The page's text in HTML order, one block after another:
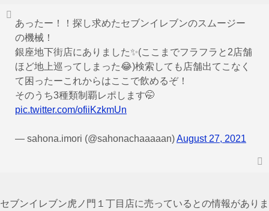
あったー！！探し求めたセブンイレブンのスムージー
の機械！
銀座地下街店にありました✨(ここまでフラフラと2店舗
ほど地上巡ってしまった😂)検索しても店舗出てこなく
て困ったーこれからはここで飲めるぞ！
そのうち3種類制覇レポします🤭
pic.twitter.com/ofiiKzkmUn
— sahona.imori (@sahonachaaaaan)August 27, 2021
セブンイレブン虎ノ門１丁目店に売っているとの情報がありま